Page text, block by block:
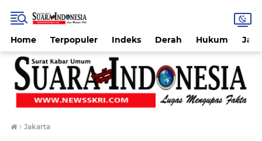
Home Terpopuler Indeks Derah Hukum
› Jakarta